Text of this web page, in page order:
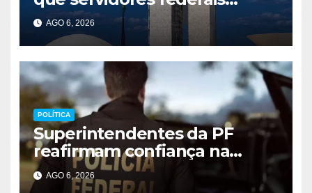
atuem como MEI
AGO 6, 2026
POLÍTICA
Superintendentes da PF
reafirmam confiança na
direção geral
AGO 6, 2026